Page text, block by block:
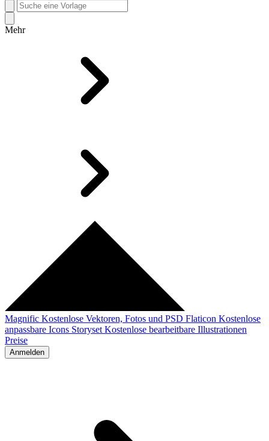
Mehr
Magnific Kostenlose Vektoren, Fotos und PSD Flaticon Kostenlose
anpassbare Icons Storyset Kostenlose bearbeitbare Illustrationen
Preise
Anmelden